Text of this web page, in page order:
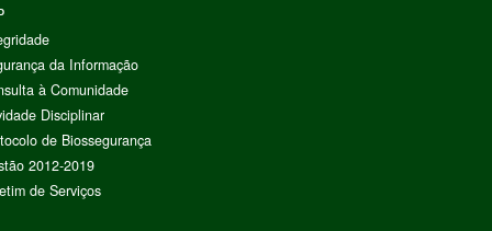
da Informação
à Comunidade
Disciplinar
de Biossegurança
2012-2019
de Serviços